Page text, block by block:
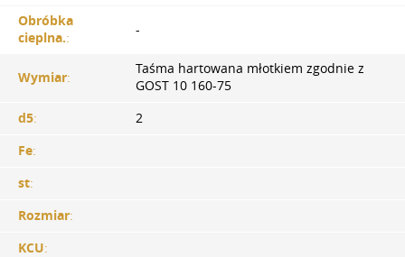
Obróbka
cieplna.:
-
Wymiar:
Taśma hartowana młotkiem zgodnie z
GOST 10 160-75
d5:
2
Fe:
st:
Rozmiar:
KCU: